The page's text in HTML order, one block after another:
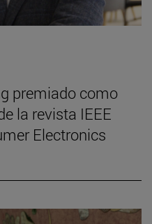
premiado como
la revista IEEE
Electronics